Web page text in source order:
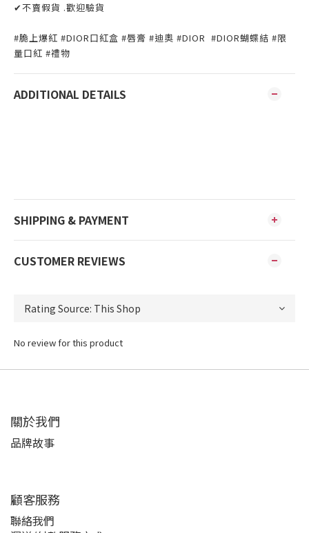
✔不賣假貨 .歡迎驗貨
#脆上爆紅 #DIOR口紅盒 #唇膏 #迪奧 #DIOR #DIOR蝴蝶結 #限
量口紅 #禮物
ADDITIONAL DETAILS
SHIPPING & PAYMENT
CUSTOMER REVIEWS
No review for this product
關於我們
品牌故事
顧客服務
聯絡我們